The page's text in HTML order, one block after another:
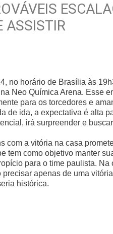
ASSISTIR
no horário de Brasília às
Neo Química Arena. Esse
para os torcedores e
de ida, a expectativa é alta
irá surpreender e
com a vitória na casa
tem como objetivo manter
para o time paulista.
precisar apenas de uma
histórica.